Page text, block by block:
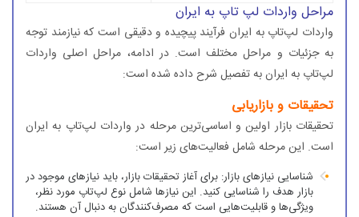
مراحل واردات لپ تاپ به ایران
واردات لپ‌تاپ به ایران فرآیند پیچیده و دقیقی است که نیازمند توجه
به جزئیات و مراحل مختلف است. در ادامه، مراحل اصلی واردات
لپ‌تاپ به ایران به تفصیل شرح داده شده است:
تحقیقات و بازاریابی
تحقیقات بازار اولین و اساسی‌ترین مرحله در واردات لپ‌تاپ به ایران
است. این مرحله شامل فعالیت‌های زیر است:
شناسایی نیازهای بازار: برای آغاز تحقیقات بازار، باید نیازهای موجود در
بازار هدف را شناسایی کنید. این نیازها شامل نوع لپ‌تاپ مورد نظر،
ویژگی‌ها و قابلیت‌هایی است که مصرف‌کنندگان به دنبال آن هستند.